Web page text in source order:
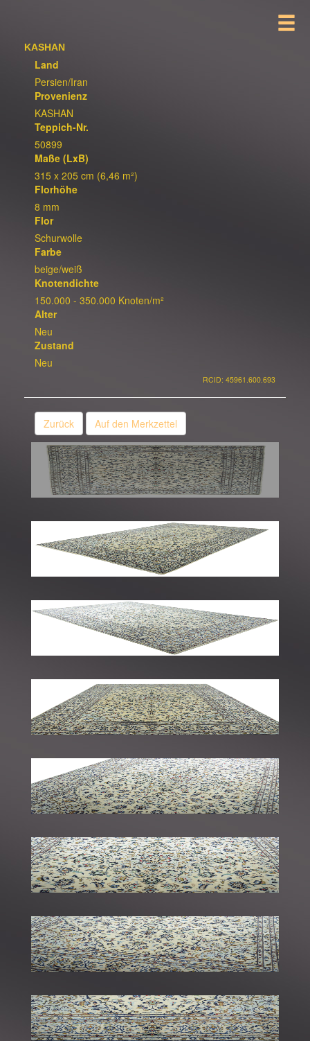
KASHAN
Land
Persien/Iran
Provenienz
KASHAN
Teppich-Nr.
50899
Maße (LxB)
315 x 205 cm (6,46 m²)
Florhöhe
8 mm
Flor
Schurwolle
Farbe
beige/weiß
Knotendichte
150.000 - 350.000 Knoten/m²
Alter
Neu
Zustand
Neu
RCID: 45961.600.693
Zurück Auf den Merkzettel